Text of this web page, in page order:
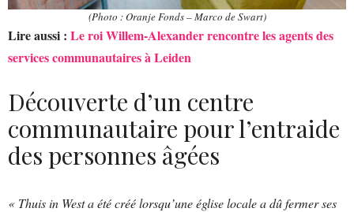
(Photo : Oranje Fonds – Marco de Swart)
Lire aussi : Le roi Willem-Alexander rencontre les agents des
services communautaires à Leiden
Découverte d’un centre
communautaire pour l’entraide
des personnes âgées
« Thuis in West a été créé lorsqu’une église locale a dû fermer ses